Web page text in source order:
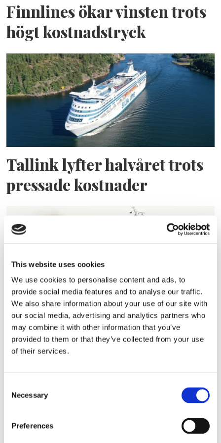
This website uses cookies
We use cookies to personalise content and ads, to
provide social media features and to analyse our traffic.
We also share information about your use of our site with
our social media, advertising and analytics partners who
may combine it with other information that you’ve
provided to them or that they’ve collected from your use
of their services.
Selection
Necessary
Preferences
Finnlines ökar vinsten trots
högt kostnadstryck
Tallink lyfter halvåret trots
pressade kostnader
Eckerö tyngs av höga
bränslekostnader men
frakten fortsätter växa